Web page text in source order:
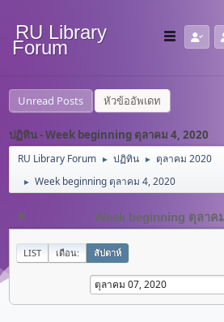
RU Library
Forum
Unread Posts หัวข้ออัพเดท
ปฏิทิน - Week beginning ตุลาคม 4, 2020
RU Library Forum ► ปฏิทิน ► ตุลาคม 2020
► Week beginning ตุลาคม 4, 2020
« Week beginning ตุลาค
LIST เดือน: สัปดาห์